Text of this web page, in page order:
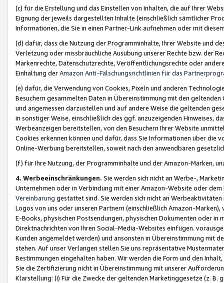
(c) für die Erstellung und das Einstellen von Inhalten, die auf Ihrer
Eignung der jeweils dargestellten Inhalte (einschließlich sämtlicher
Informationen, die Sie in einen Partner-Link aufnehmen oder mit
(d) dafür, dass die Nutzung der Programminhalte, Ihrer Website und
Verletzung oder missbräuchliche Ausübung unserer Rechte bzw. der
Markenrechte, Datenschutzrechte, Veröffentlichungsrechte oder
Einhaltung derAmazon Anti-Fälschungsrichtlinien für das
(e) dafür, die Verwendung von Cookies, Pixeln und anderen
Besuchern gesammelten Daten in Übereinstimmung mit den
und angemessen darzustellen und auf andere Weise die geltenden
in sonstiger Weise, einschließlich des ggf. anzuzeigenden Hinweises,
Werbeanzeigen bereitstellen, von den Besuchern Ihrer Website
Cookies erkennen können und dafür, dass Sie Informationen über die
Online-Werbung bereitstellen, soweit nach den anwendbaren
(f) für Ihre Nutzung, der Programminhalte und der Amazon-Marken,
4. Werbeeinschränkungen. Sie werden sich nicht an Werbe-,
Unternehmen oder in Verbindung mit einer Amazon-Website oder
Vereinbarung gestattet sind. Sie werden sich nicht an
Logos von uns oder unseren Partnern (einschließlich Amazon-
E-Books, physischen Postsendungen, physischen Dokumenten oder in
Direktnachrichten von Ihren Social-Media-Websites einfügen.
Kunden angemeldet werden) und ansonsten in Übereinstimmung mit
stehen. Auf unser Verlangen stellen Sie uns repräsentative
Bestimmungen eingehalten haben. Wir werden die Form und den
Sie die Zertifizierung nicht in Übereinstimmung mit unserer
Klarstellung: (i) Für die Zwecke der geltenden Marketinggesetze (z. B.